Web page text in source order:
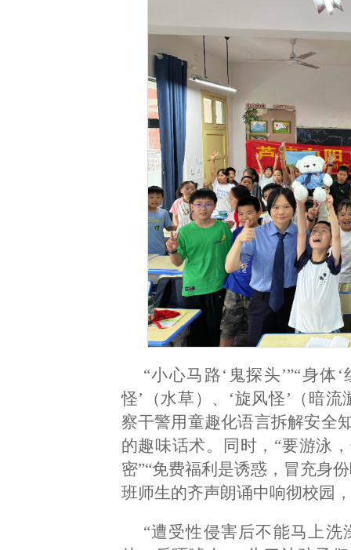
“小心马路‘鬼探头’”“身体
怪’（水草）、‘旋风怪’（暗
察干警用童趣化语言拆解安全
的趣味话术。同时，“要游泳
密”“免费福利是诱惑，冒充身
班师生的齐声朗诵中响彻校园
“遭受性侵害后不能马上洗